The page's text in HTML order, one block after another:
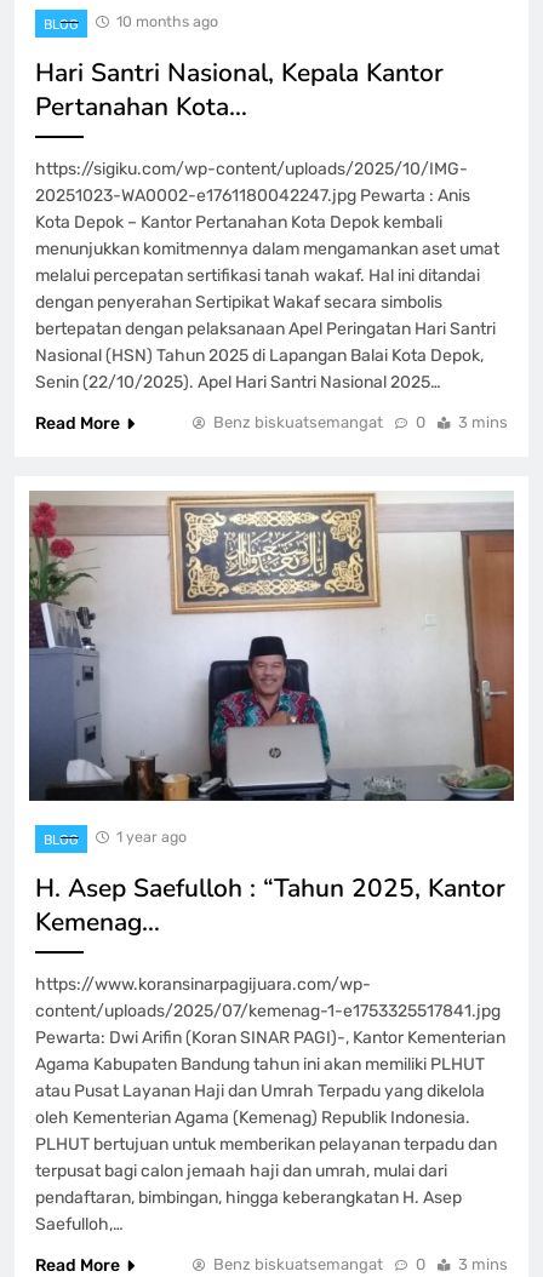
BLOG 10 months ago
Hari Santri Nasional, Kepala Kantor
Pertanahan Kota…
https://sigiku.com/wp-content/uploads/2025/10/IMG-
20251023-WA0002-e1761180042247.jpg Pewarta : Anis
Kota Depok – Kantor Pertanahan Kota Depok kembali
menunjukkan komitmennya dalam mengamankan aset umat
melalui percepatan sertifikasi tanah wakaf. Hal ini ditandai
dengan penyerahan Sertipikat Wakaf secara simbolis
bertepatan dengan pelaksanaan Apel Peringatan Hari Santri
Nasional (HSN) Tahun 2025 di Lapangan Balai Kota Depok,
Senin (22/10/2025). Apel Hari Santri Nasional 2025…
Read More
Benz biskuatsemangat 0 3 mins
BLOG 1 year ago
H. Asep Saefulloh : “Tahun 2025, Kantor
Kemenag…
https://www.koransinarpagijuara.com/wp-
content/uploads/2025/07/kemenag-1-e1753325517841.jpg
Pewarta: Dwi Arifin (Koran SINAR PAGI)-, Kantor Kementerian
Agama Kabupaten Bandung tahun ini akan memiliki PLHUT
atau Pusat Layanan Haji dan Umrah Terpadu yang dikelola
oleh Kementerian Agama (Kemenag) Republik Indonesia.
PLHUT bertujuan untuk memberikan pelayanan terpadu dan
terpusat bagi calon jemaah haji dan umrah, mulai dari
pendaftaran, bimbingan, hingga keberangkatan H. Asep
Saefulloh,…
Read More
Benz biskuatsemangat 0 3 mins